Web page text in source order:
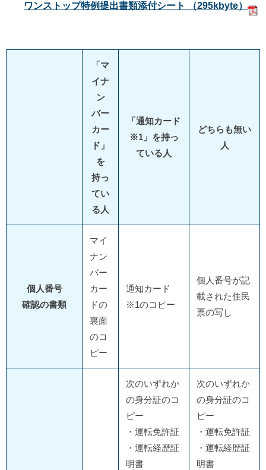
ワンストップ特例提出書類添付シート （295kbyte）
「マ
イナ
ン
バー
カー
ド」
を
持っ
てい
る人
「通知カード
※1」を持っ
ている人
どちらも無い
人
個人番号
確認の書類
マイ
ナン
バー
カー
ドの
裏面
のコ
ピー
通知カード
※1のコピー
個人番号が記
載された住民
票の写し
次のいずれか
の身分証のコ
ピー
・運転免許証
・運転経歴証
明書
次のいずれか
の身分証のコ
ピー
・運転免許証
・運転経歴証
明書